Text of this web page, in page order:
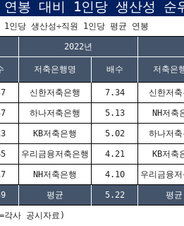
연봉 대비 1인당 생산성 순
인당 생산성÷직원 1인당 평균 연봉
2022년
저축은행명 배수 저축은
신한저축은행 7.34 신한저
하나저축은행 5.13 NH저축
KB저축은행 5.02 하나저
우리금융저축은행 4.21 KB저축
NH저축은행 4.10 우리금융
평균 5.22 평균
각사 공시자료)